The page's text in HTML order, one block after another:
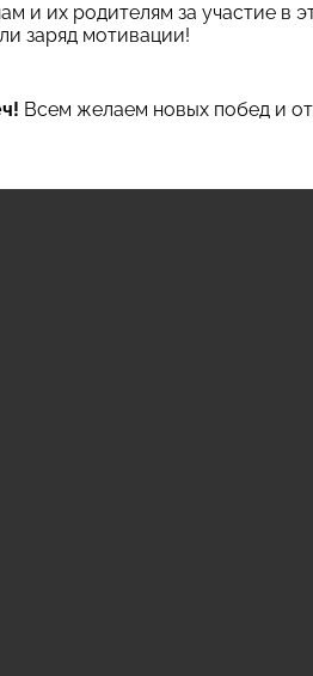
и их родителям за участие в
заряд мотивации!
Всем желаем новых побед и